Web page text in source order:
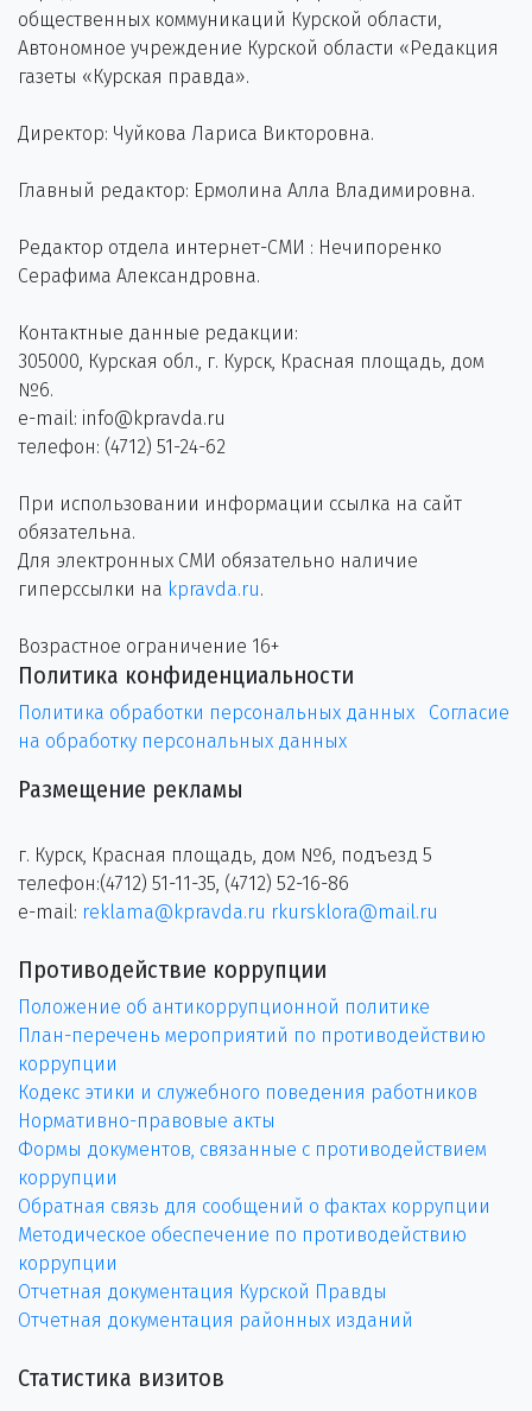
общественных коммуникаций Курской области,
Автономное учреждение Курской области «Редакция
газеты «Курская правда».
Директор: Чуйкова Лариса Викторовна.
Главный редактор: Ермолина Алла Владимировна.
Редактор отдела интернет-СМИ : Нечипоренко
Серафима Александровна.
Контактные данные редакции:
305000, Курская обл., г. Курск, Красная площадь, дом
№6.
e-mail: info@kpravda.ru
телефон: (4712) 51-24-62
При использовании информации ссылка на сайт
обязательна.
Для электронных СМИ обязательно наличие
гиперссылки на kpravda.ru.
Возрастное ограничение 16+
Политика конфиденциальности
Политика обработки персональных данных
Согласие
на обработку персональных данных
Размещение рекламы
г. Курск, Красная площадь, дом №6, подъезд 5
телефон:(4712) 51-11-35, (4712) 52-16-86
e-mail: reklama@kpravda.ru rkursklora@mail.ru
Противодействие коррупции
Положение об антикоррупционной политике
План-перечень мероприятий по противодействию
коррупции
Кодекс этики и служебного поведения работников
Нормативно-правовые акты
Формы документов, связанные с противодействием
коррупции
Обратная связь для сообщений о фактах коррупции
Методическое обеспечение по противодействию
коррупции
Отчетная документация Курской Правды
Отчетная документация районных изданий
Статистика визитов